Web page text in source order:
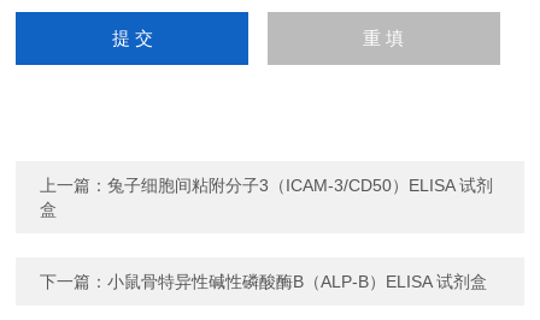
上一篇：兔子细胞间粘附分子3（ICAM-3/CD50）ELISA 试剂
盒
下一篇：小鼠骨特异性碱性磷酸酶B（ALP-B）ELISA 试剂盒